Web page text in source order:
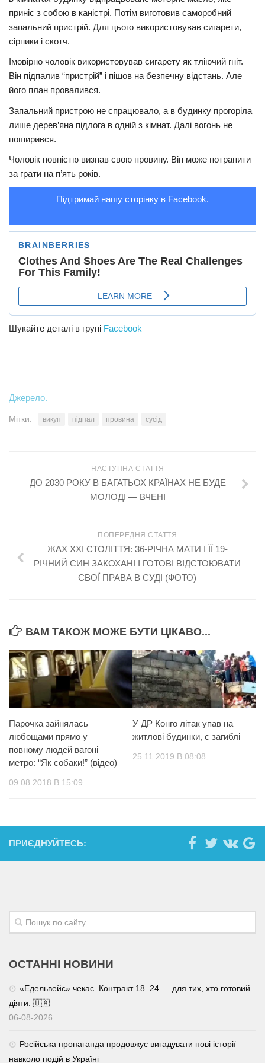
Трагедії
Курйози
Суспільство
Культура
#Війна
приніс з собою в каністрі. Потім виготовив саморобний
запальний пристрій. Для цього використовував сигарети,
сірники і скотч.
Імовірно чоловік використовував сигарету як тліючий гніт.
Він підпалив “пристрій” і пішов на безпечну відстань. Але
його план провалився.
Запальний пристрою не спрацювало, а в будинку прогоріла
лише дерев’яна підлога в одній з кімнат. Далі вогонь не
поширився.
Чоловік повністю визнав свою провину. Він може потрапити
за грати на п’ять років.
Підтримай нашу сторінку в Facebook.
Шукайте деталі в групі Facebook
Джерело.
Мітки: викуп підпал провина сусід
НАСТУПНА СТАТТЯ
ДО 2030 РОКУ В БАГАТЬОХ КРАЇНАХ НЕ БУДЕ
МОЛОДІ — ВЧЕНІ
ПОПЕРЕДНЯ СТАТТЯ
ЖАХ XXI СТОЛІТТЯ: 36-РІЧНА МАТИ І ЇЇ 19-
РІЧНИЙ СИН ЗАКОХАНІ І ГОТОВІ ВІДСТОЮВАТИ
СВОЇ ПРАВА В СУДІ (ФОТО)
ВАМ ТАКОЖ МОЖЕ БУТИ ЦІКАВО...
Парочка зайнялась
любощами прямо у
повному людей вагоні
метро: “Як собаки!” (відео)
09.08.2018 В 15:09
У ДР Конго літак упав на
житлові будинки, є загиблі
25.11.2019 В 08:08
ПРИЄДНУЙТЕСЬ:
ОСТАННІ НОВИНИ
«Едельвейс» чекає. Контракт 18–24 — для тих, хто готовий
діяти. 🇺🇦
06-08-2026
Російська пропаганда продовжує вигадувати нові історії
навколо подій в Україні